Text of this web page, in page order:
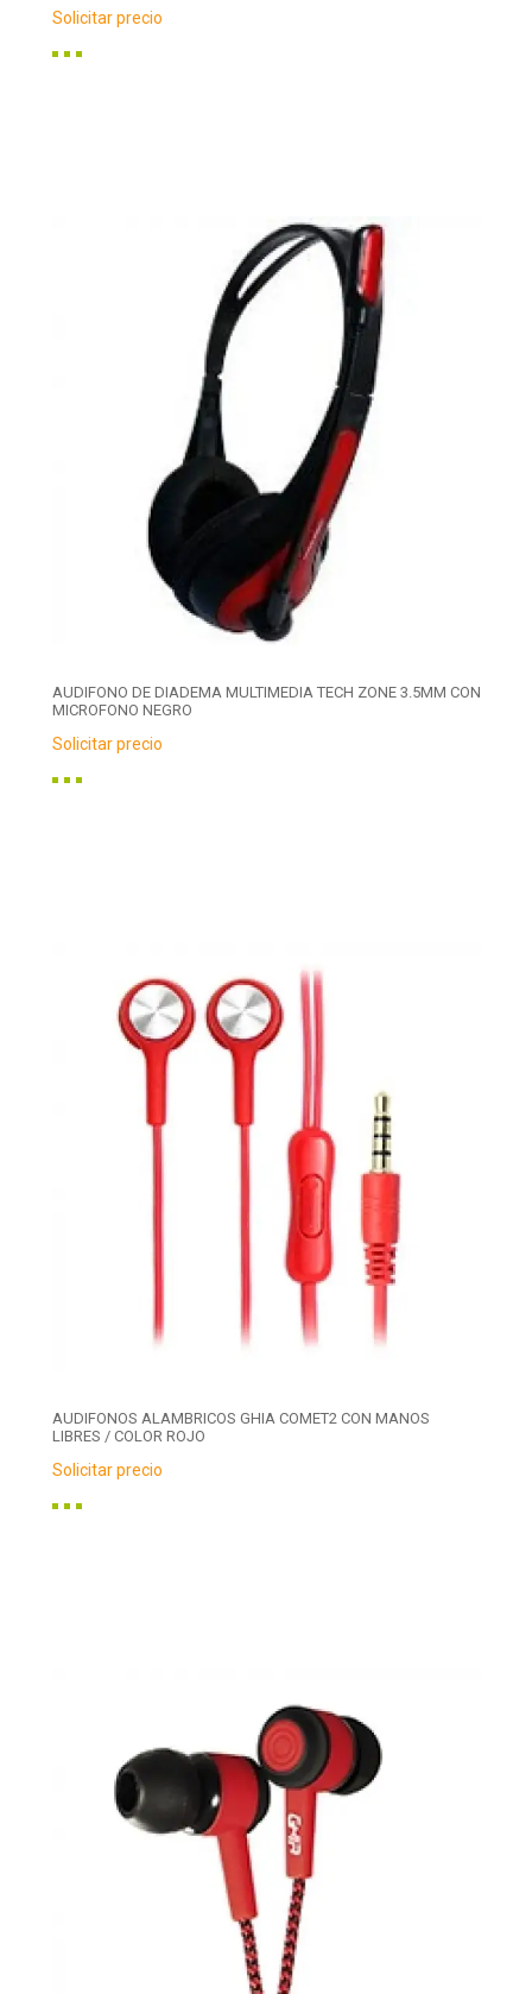
Solicitar precio
AUDIFONO DE DIADEMA MULTIMEDIA TECH ZONE 3.5MM CON
MICROFONO NEGRO
Solicitar precio
AUDIFONOS ALAMBRICOS GHIA COMET2 CON MANOS
LIBRES / COLOR ROJO
Solicitar precio